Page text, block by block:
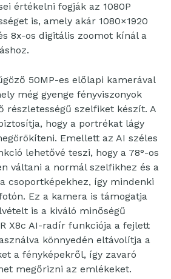
értékelni fogják az 1080P
is, amely akár 1080×1920
8x-os digitális zoomot kínál a
50MP-es előlapi kamerával
még gyenge fényviszonyok
részletességű szelfiket készít. A
hogy a portrékat lágy
Emellett az AI széles
lehetővé teszi, hogy a 78°-os
váltani a normál szelfikhez és a
csoportképekhez, így mindenki
Ez a kamera is támogatja
is a kiváló minőségű
X8c AI-radír funkciója a fejlett
könnyedén eltávolítja a
a fényképekről, így zavaró
megőrizni az emlékeket.